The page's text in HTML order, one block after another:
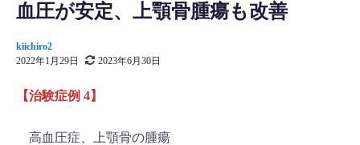
血圧が安定、上顎骨腫瘍も改善
kiichiro2
2022年1月29日
2023年6月30日
【治験症例 4】
高血圧症、上顎骨の腫瘍